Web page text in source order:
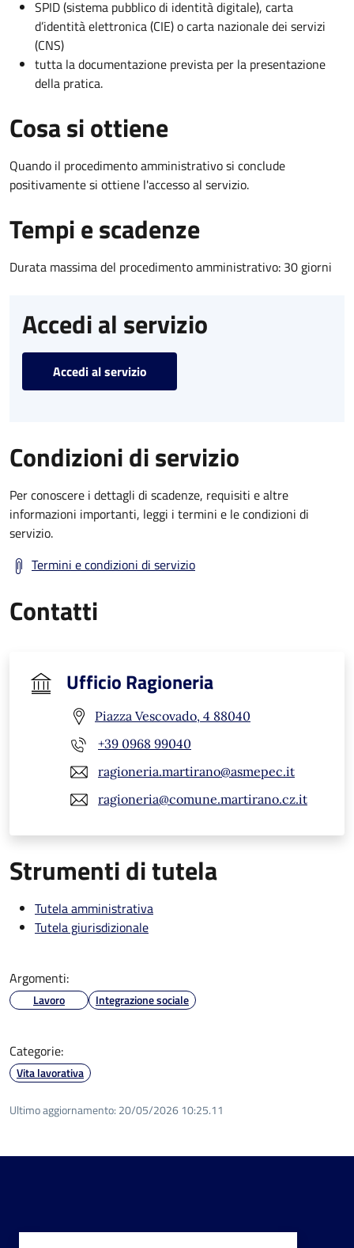
SPID (sistema pubblico di identità digitale), carta
d’identità elettronica (CIE) o carta nazionale dei servizi
(CNS)
tutta la documentazione prevista per la presentazione
della pratica.
Cosa si ottiene
Quando il procedimento amministrativo si conclude
positivamente si ottiene l'accesso al servizio.
Tempi e scadenze
Durata massima del procedimento amministrativo: 30 giorni
Accedi al servizio
Accedi al servizio
Condizioni di servizio
Per conoscere i dettagli di scadenze, requisiti e altre
informazioni importanti, leggi i termini e le condizioni di
servizio.
Termini e condizioni di servizio
Contatti
Ufficio Ragioneria
Piazza Vescovado, 4 88040
+39 0968 99040
ragioneria.martirano@asmepec.it
ragioneria@comune.martirano.cz.it
Strumenti di tutela
Tutela amministrativa
Tutela giurisdizionale
Argomenti:
Lavoro Integrazione sociale
Categorie:
Vita lavorativa
Ultimo aggiornamento: 20/05/2026 10:25.11